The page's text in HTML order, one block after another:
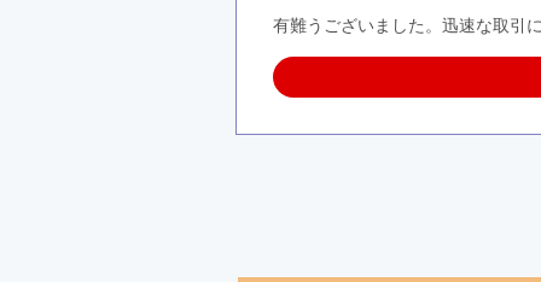
有難うございました。迅速な取引